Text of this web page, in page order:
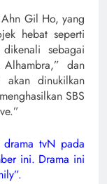
Gil Ho, yang
hebat seperti
sebagai
dan
akan dinukilkan
SBS
tvN pada
ini. Drama ini